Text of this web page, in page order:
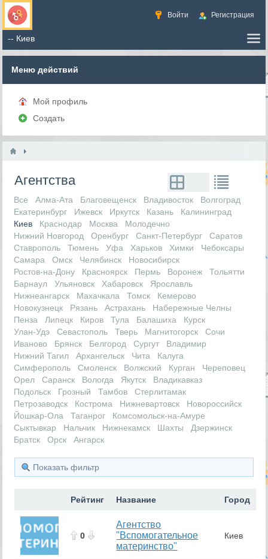
Войти Регистрация
Меню действий
Мой профиль
Создать
Агентства
Все Алма-Ата Благовещенск Владивосток
Волгоград
Екатеринбург
Ижевск Иркутск Казань
Калининград
Киев
Краснодар Москва
Молодечно
Нижний Новгород
Оренбург Санкт-Петербург
Саратов
Ставрополь
Тюмень Уфа Харьков Химки
Чебоксары
Самара
Омск Челябинск
Новосибирск
Ростов-на-Дону
Красноярск Пермь Воронеж
Тольятти
Барнаул
Ульяновск Хабаровск
Ярославль
Нижнеангарск
Махачкала Томск
Кемерово
Новокузнецк
Рязань Астрахань
Набережные Челны
Пенза
Липецк Киров Тула Балашиха
Курск
Улан-Удэ
Севастополь Тверь Магнитогорск
Сочи
Иваново
Брянск Белгород Сургут
Владимир
Нижний Тагил
Архангельск Чита
Калуга
Симферополь
Смоленск Волжский Курган
Череповец
Орел
Саранск Вологда Якутск
Владикавказ
Подольск
Грозный Тамбов
Стерлитамак
Петрозаводск
Кострома Нижневартовск
Новороссийск
Йошкар-Ола
Таганрог
Комсомольск-на-Амуре
Сыктывкар
Нальчик Нижнекамск Шахты
Дзержинск
Братск
Орск Ангарск
Показать фильтр
Рейтинг Название Город
0
Агентство
"Вспомогательное
материнство"
Киев